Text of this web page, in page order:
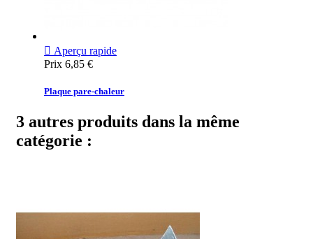
 Aperçu rapide
Prix 6,85 €
Plaque pare-chaleur
3 autres produits dans la même
catégorie :